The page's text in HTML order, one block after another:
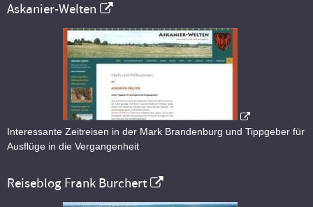
Askanier-Welten
Interessante Zeitreisen in der Mark Brandenburg und Tippgeber für
Ausflüge in die Vergangenheit
Reiseblog Frank Burchert